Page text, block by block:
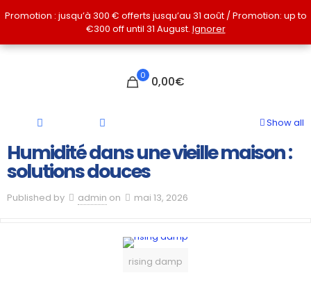
0 0,00€
Show all
Humidité dans une vieille maison :
solutions douces
Published by admin on mai 13, 2026
rising damp
Promotion : jusqu’à 300 € offerts jusqu’au 31 août / Promotion: up to
€300 off until 31 August. Ignorer
Promotion : jusqu’à 300 € offerts jusqu’au 31 août / Promotion: up to
€300 off until 31 August. Ignorer